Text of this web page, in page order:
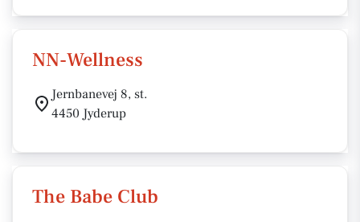
NN-Wellness
Jernbanevej 8, st.
4450 Jyderup
The Babe Club